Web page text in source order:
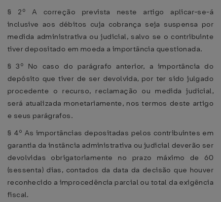
§ 2º A correção prevista neste artigo aplicar-se-á
inclusive aos débitos cuja cobrança seja suspensa por
medida administrativa ou judicial, salvo se o contribuinte
tiver depositado em moeda a importância questionada.
§ 3º No caso do parágrafo anterior, a importância do
depósito que tiver de ser devolvida, por ter sido julgado
procedente o recurso, reclamação ou medida judicial,
será atualizada monetariamente, nos termos deste artigo
e seus parágrafos.
§ 4º As importâncias depositadas pelos contribuintes em
garantia da instância administrativa ou judicial deverão ser
devolvidas obrigatoriamente no prazo máximo de 60
(sessenta) dias, contados da data da decisão que houver
reconhecido a improcedência parcial ou total da exigência
fiscal.